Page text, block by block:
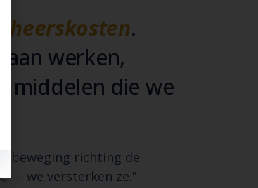
.
werken,
middelen die we
beweging richting de
— we versterken ze."